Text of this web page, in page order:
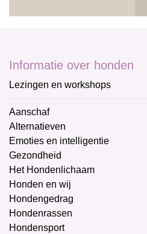
Informatie over honden
Lezingen en workshops
Aanschaf
Alternatieven
Emoties en intelligentie
Gezondheid
Het Hondenlichaam
Honden en wij
Hondengedrag
Hondenrassen
Hondensport